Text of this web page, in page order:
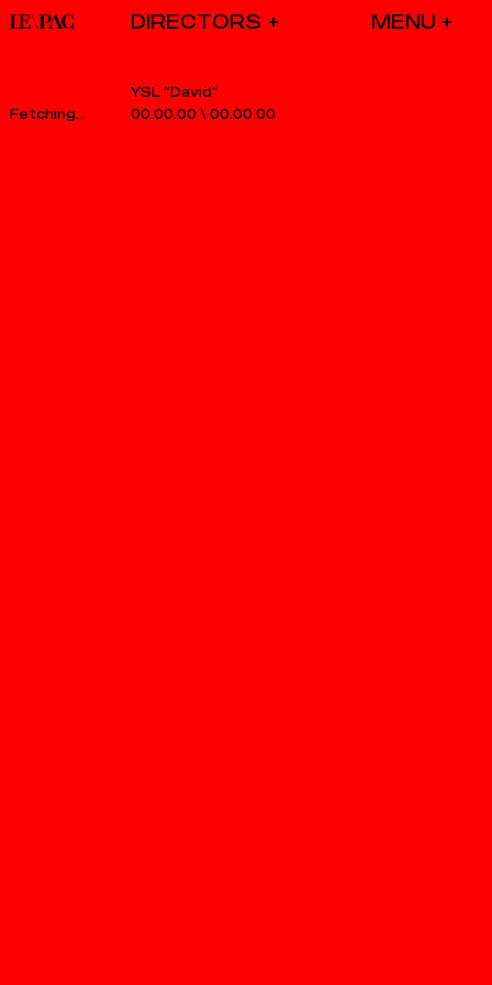
DIRECTORS
00.00.00 \ 00.00.00
YSL “David”